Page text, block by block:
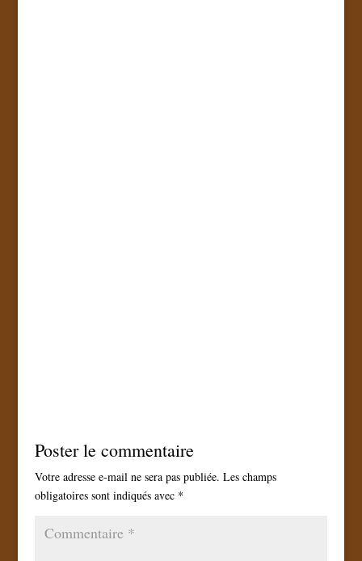
Poster le commentaire
Votre adresse e-mail ne sera pas publiée. Les champs
obligatoires sont indiqués avec *